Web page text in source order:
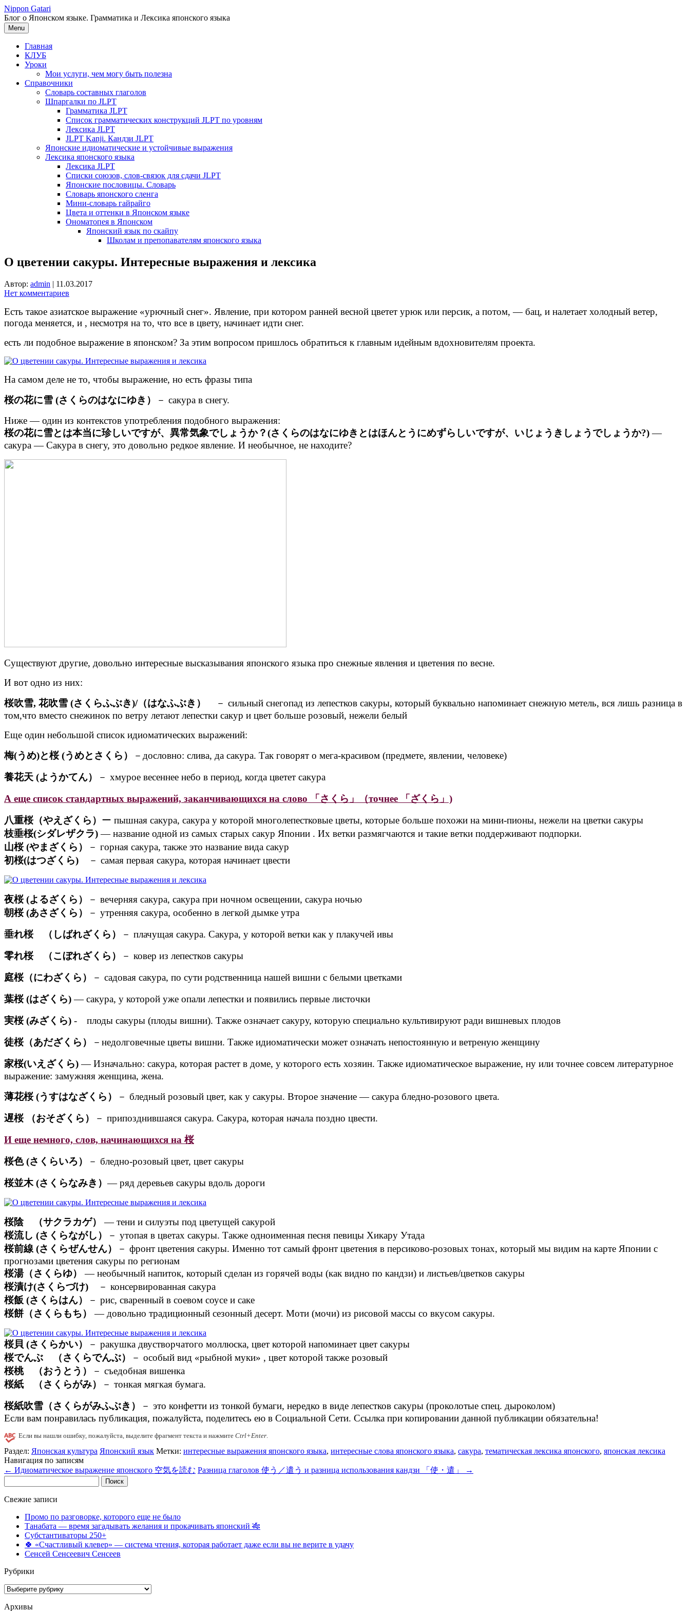
Перейти
к
содержимому
Nippon Gatari
Блог о Японском языке. Грамматика и Лексика японского языка
Menu
Главная
КЛУБ
Уроки
Мои услуги, чем могу быть полезна
Справочники
Словарь составных глаголов
Шпаргалки по JLPT
Грамматика JLPT
Список грамматических конструкций JLPT по уровням
Лексика JLPT
JLPT Kanji. Кандзи JLPT
Японские идиоматические и устойчивые выражения
Лексика японского языка
Лексика JLPT
Списки союзов, слов-связок для сдачи JLPT
Японские пословицы. Словарь
Словарь японского сленга
Мини-словарь гайрайго
Цвета и оттенки в Японском языке
Ономатопея в Японском
Японский язык по скайпу
Школам и препопавателям японского языка
О цветении сакуры. Интересные выражения и лексика
Автор: admin | 11.03.2017
Нет комментариев
Есть такое азиатское выражение «урючный снег». Явление, при котором ранней весной цветет урюк или персик, а потом, — бац, и налетает холодный ветер,
погода меняется, и , несмотря на то, что все в цвету, начинает идти снег.
есть ли подобное выражение в японском? За этим вопросом пришлось обратиться к главным идейным вдохновителям проекта.
На самом деле не то, чтобы выражение, но есть фразы типа
桜の花に雪 (さくらのはなにゆき）
－ сакура в снегу.
Ниже — один из контекстов употребления подобного выражения:
桜の花に雪とは本当に珍しいですが、異常気象でしょうか？(さくらのはなにゆきとはほんとうにめずらしいですが、いじょうきしょうでしょうか?)—
сакура — Сакура в снегу, это довольно редкое явление. И необычное, не находите?
Существуют другие, довольно интересные высказывания японского языка про снежные явления и цветения по весне.
И вот одно из них:
桜吹雪, 花吹雪 (さくらふぶき)/（はなふぶき）
－ сильный снегопад из лепестков сакуры, который буквально напоминает снежную метель, вся лишь разница в
том,что вместо снежинок по ветру летают лепестки сакур и цвет больше розовый, нежели белый
Еще один небольшой список идиоматических выражений:
梅(うめ)と桜 (うめとさくら）
－дословно: слива, да сакура. Так говорят о мега-красивом (предмете, явлении, человеке)
養花天 (ようかてん）
－ хмурое весеннее небо в период, когда цветет сакура
А еще список стандартных выражений, заканчивающихся на слово 「さくら」（точнее 「ざくら」)
八重桜（やえざくら） ー пышная сакура, сакура у которой многолепестковые цветы, которые больше похожи на мини-пионы, нежели на цветки сакуры
枝垂桜(シダレザクラ)— название одной из самых старых сакур Японии . Их ветки размягчаются и такие ветки поддерживают подпорки.
山桜 (やまざくら）
－ горная сакура, также это название вида сакур
初桜(はつざくら) － самая первая сакура, которая начинает цвести
夜桜 (よるざくら）
－ вечерняя сакура, сакура при ночном освещении, сакура ночью
朝桜 (あさざくら）
－ утренняя сакура, особенно в легкой дымке утра
垂れ桜 （しばれざくら）
－ плачущая сакура. Сакура, у которой ветки как у плакучей ивы
零れ桜 （こぼれざくら）
－ ковер из лепестков сакуры
庭桜（にわざくら）
－ садовая сакура, по сути родственница нашей вишни с белыми цветками
葉桜 (はざくら)— сакура, у которой уже опали лепестки и появились первые листочки
実桜 (みざくら) - плоды сакуры (плоды вишни). Также означает сакуру, которую специально культивируют ради вишневых плодов
徒桜（あだざくら）
－недолговечные цветы вишни. Также идиоматически может означать непостоянную и ветреную женщину
家桜(いえざくら)— Изначально: сакура, которая растет в доме, у которого есть хозяин. Также идиоматическое выражение, ну или точнее совсем литературное
выражение: замужняя женщина, жена.
薄花桜 (うすはなざくら）
－ бледный розовый цвет, как у сакуры. Второе значение — сакура бледно-розового цвета.
遅桜 （おそざくら）
－ припозднившаяся сакура. Сакура, которая начала поздно цвести.
И еще немного, слов, начинающихся на 桜
桜色 (さくらいろ）
－ бледно-розовый цвет, цвет сакуры
桜並木 (さくらなみき）— ряд деревьев сакуры вдоль дороги
桜陰 （サクラカゲ）
— тени и силуэты под цветущей сакурой
桜流し (さくらながし）
－ утопая в цветах сакуры. Также одноименная песня певицы Хикару Утада
桜前線 (さくらぜんせん）
－ фронт цветения сакуры. Именно тот самый фронт цветения в персиково-розовых тонах, который мы видим на карте Японии с
прогнозами цветения сакуры по регионам
桜湯（さくらゆ）
— необычный напиток, который сделан из горячей воды (как видно по кандзи) и листьев/цветков сакуры
桜漬け(さくらづけ) － консервированная сакура
桜飯 (さくらはん）
－ рис, сваренный в соевом соусе и саке
桜餅（さくらもち）
— довольно традиционный сезонный десерт. Моти (мочи) из рисовой массы со вкусом сакуры.
桜貝 (さくらかい）
－ ракушка двустворчатого моллюска, цвет которой напоминает цвет сакуры
桜でんぶ （さくらでんぶ）
－ особый вид «рыбной муки» , цвет которой также розовый
桜桃 （おうとう）
－ съедобная вишенка
桜紙 （さくらがみ）
－ тонкая мягкая бумага.
桜紙吹雪（さくらがみふぶき）
－ это конфетти из тонкой бумаги, нередко в виде лепестков сакуры (проколотые спец. дыроколом)
Если вам понравилась публикация, пожалуйста, поделитесь ею в Социальной Сети. Ссылка при копировании данной публикации обязательна!
Если вы нашли ошибку, пожалуйста, выделите фрагмент текста и нажмите Ctrl+Enter.
Раздел: Японская культура Японский язык Метки: интересные выражения японского языка, интересные слова японского языка, сакура, тематическая лексика японского, японская лексика
Навигация по записям
← Идиоматическое выражение японского 空気を読む Разница глаголов 使う／遣う и разница использования кандзи 「使・遣」
→
Свежие записи
Промо по разговорке, которого еще не было
Танабата — время загадывать желания и прокачивать японский 🎋
Субстантиваторы 250+
🍀 «Счастливый клевер» — система чтения, которая работает даже если вы не верите в удачу
Сенсей Сенсеевич Сенсеев
Рубрики
Рубрики
Архивы